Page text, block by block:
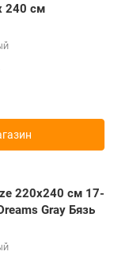
240 см
220х240 см 17-
Gray Бязь